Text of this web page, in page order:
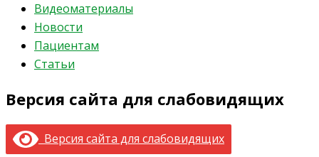
Видеоматериалы
Новости
Пациентам
Статьи
Версия сайта для слабовидящих
Версия сайта для слабовидящих